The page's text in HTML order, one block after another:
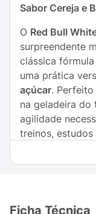
Sabor Cereja e
O Red Bull
surpreendente
clássica
uma prática
açúcar.
na geladeira do
agilidade
treinos,
comprometer a
notas de
Ficha Técnica